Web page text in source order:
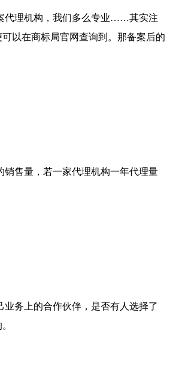
代理机构，我们多么专业……其实注
以在商标局官网查询到。那备案后的
售量，若一家代理机构一年代理量
务上的合作伙伴，是否有人选择了